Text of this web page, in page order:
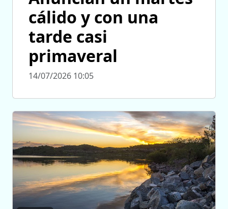
cálido y con una
tarde casi
primaveral
14/07/2026 10:05